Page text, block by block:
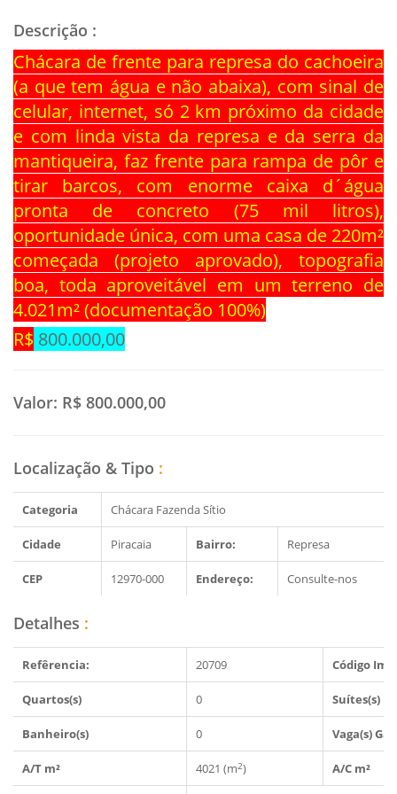
Descrição :
Chácara de frente para represa do cachoeira
(a que tem água e não abaixa), com sinal de
celular, internet, só 2 km próximo da cidade
e com linda vista da represa e da serra da
mantiqueira, faz frente para rampa de pôr e
tirar barcos, com enorme caixa d´água
pronta de concreto (75 mil litros),
oportunidade única, com uma casa de 220m²
começada (projeto aprovado), topografia
boa, toda aproveitável em um terreno de
4.021m² (documentação 100%)
R$ 800.000,00
Valor: R$ 800.000,00
Localização & Tipo :
Categoria Chácara Fazenda Sítio
Cidade Piracaia Bairro: Represa
CEP 12970-000 Endereço: Consulte-nos
Detalhes :
Refêrencia: 20709 Código
Quartos(s) 0 Suítes(s)
Banheiro(s) 0 Vaga(s)
A/T m² 4021 (m2) A/C m²